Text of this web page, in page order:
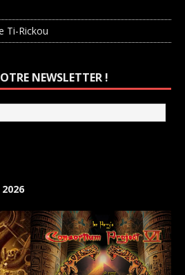
Ti-Rickou
NEWSLETTER !
2026